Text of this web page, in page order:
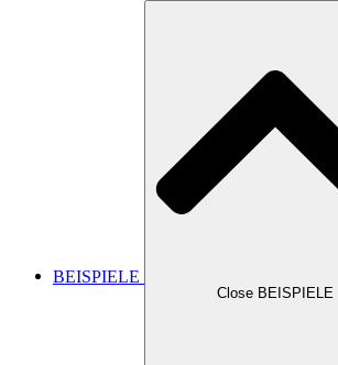
BEISPIELE
Close BEISPIELE